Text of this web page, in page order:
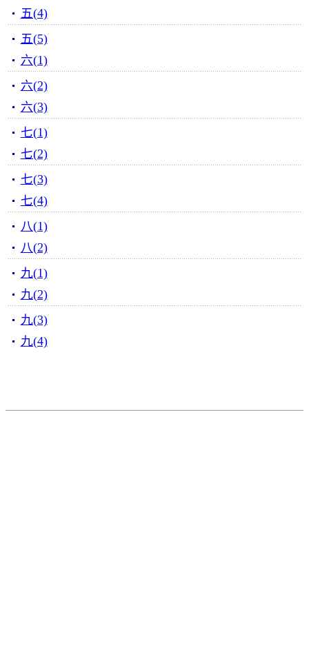
五(4)
五(5)
六(1)
六(2)
六(3)
七(1)
七(2)
七(3)
七(4)
八(1)
八(2)
九(1)
九(2)
九(3)
九(4)